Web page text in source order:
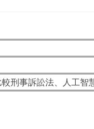
刑事訴訟法、人工智